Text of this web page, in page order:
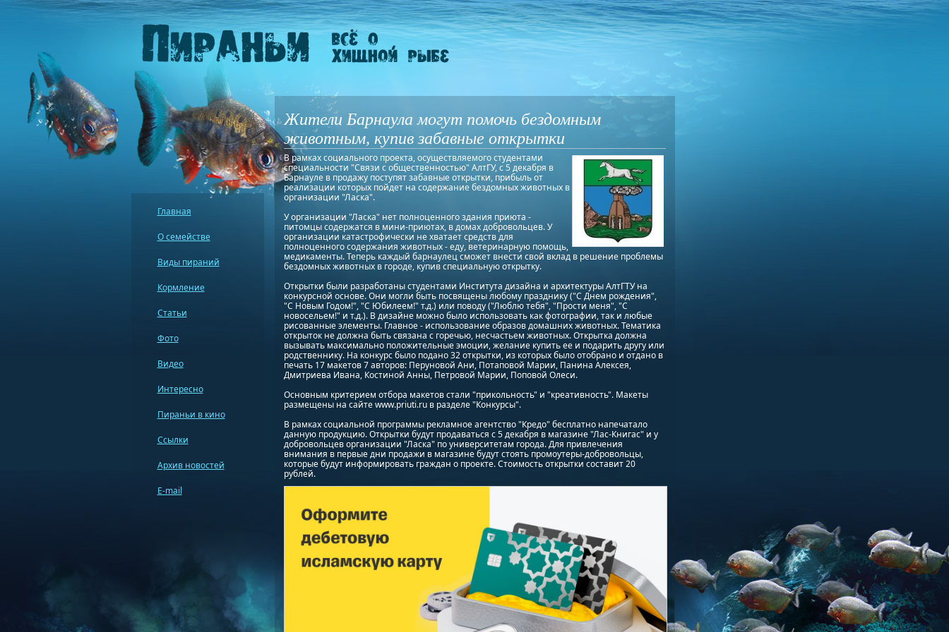
Жители Барнаула могут помочь бездомным
животным, купив забавные открытки
В рамках социального проекта, осуществляемого студентами
специальности "Связи с общественностью" АлтГУ, с 5 декабря в
Барнауле в продажу поступят забавные открытки, прибыль от
реализации которых пойдет на содержание бездомных животных в
организации "Ласка".
У организации "Ласка" нет полноценного здания приюта -
питомцы содержатся в мини-приютах, в домах добровольцев. У
организации катастрофически не хватает средств для
полноценного содержания животных - еду, ветеринарную помощь,
медикаменты. Теперь каждый барнаулец сможет внести свой вклад в решение проблемы
бездомных животных в городе, купив специальную открытку.
Открытки были разработаны студентами Института дизайна и архитектуры АлтГТУ на
конкурсной основе. Они могли быть посвящены любому празднику ("С Днем рождения",
"С Новым Годом!", "С Юбилеем!" т.д.) или поводу ("Люблю тебя", "Прости меня", "С
новосельем!" и т.д.). В дизайне можно было использовать как фотографии, так и любые
рисованные элементы. Главное - использование образов домашних животных. Тематика
открыток не должна быть связана с горечью, несчастьем животных. Открытка должна
вызывать максимально положительные эмоции, желание купить ее и подарить другу или
родственнику. На конкурс было подано 32 открытки, из которых было отобрано и отдано в
печать 17 макетов 7 авторов: Перуновой Ани, Потаповой Марии, Панина Алексея,
Дмитриева Ивана, Костиной Анны, Петровой Марии, Поповой Олеси.
Основным критерием отбора макетов стали "прикольность" и "креативность". Макеты
размещены на сайте www.priuti.ru в разделе "Конкурсы".
В рамках социальной программы рекламное агентство "Кредо" бесплатно напечатало
данную продукцию. Открытки будут продаваться с 5 декабря в магазине "Лас-Книгас" и у
добровольцев организации "Ласка" по университетам города. Для привлечения
внимания в первые дни продажи в магазине будут стоять промоутеры-добровольцы,
которые будут информировать граждан о проекте. Стоимость открытки составит 20
рублей.
Главная
О семействе
Виды пираний
Кормление
Статьи
Фото
Видео
Интересно
Пираньи в кино
Ссылки
Архив новостей
E-mail